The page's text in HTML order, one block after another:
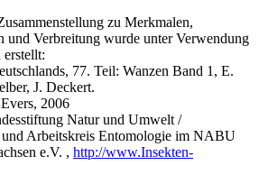
zu Merkmalen,
und Verbreitung wurde unter Verwendung
77. Teil: Wanzen Band 1, E.
J. Deckert.
2006
Natur und Umwelt /
und Arbeitskreis Entomologie im NABU
e.V. , http://www.Insekten-